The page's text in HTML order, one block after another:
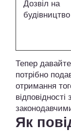
Дозвіл на
будівництво
Тепер
потрібно
отримання
Як